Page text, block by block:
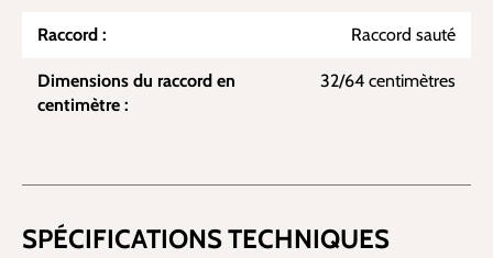
Raccord : Raccord sauté
Dimensions du raccord en
centimètre :
32/64 centimètres
SPÉCIFICATIONS TECHNIQUES